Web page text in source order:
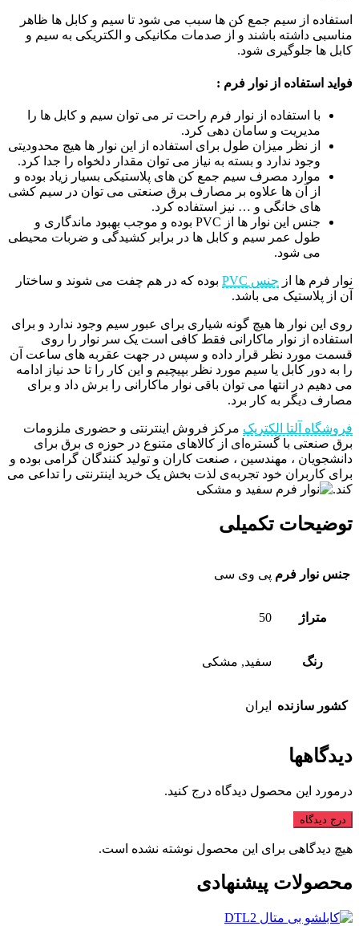
استفاده از سیم جمع کن ها سبب می شود تا سیم و کابل ها ظاهر
مناسبی داشته باشند و از صدمات مکانیکی و الکتریکی به سیم و
کابل ها جلوگیری شود.
فواید استفاده از نوار فرم :
با استفاده از نوار فرم راحت تر می توان سیم و کابل ها را
مدیریت و سامان دهی کرد.
از نظر میزان طول برای استفاده از این نوار ها هیچ محدودیتی
وجود ندارد و بسته به نیاز می توان مقدار دلخواه را جدا کرد.
موارد مصرف سیم جمع کن های پلاستیکی بسیار زیاد بوده و
از آن ها علاوه بر مصارف برق صنعتی می توان در سیم کشی
های خانگی و … نیز استفاده کرد.
جنس این نوار ها از PVC بوده و موجب بهبود ماندگاری و
طول عمر سیم و کابل ها در برابر کشیدگی و ضربات محیطی
می شود.
نوار فرم ها از جنس PVC
بوده که در هم چفت می شوند و ساختار
آن از پلاستیک می باشد.
روی این نوار ها هیچ گونه شیاری برای عبور سیم وجود ندارد و برای
استفاده از نوار ماکارانی فقط کافی است یک سر نوار را روی
قسمت مورد نظر قرار داده و سپس در جهت عقربه های ساعت آن
را به دور کابل یا سیم مورد نظر بپیچیم و این کار را تا حد نیاز ادامه
می دهیم در انتها می توان باقی نوار ماکارانی را برش داد و برای
مصارف دیگر به کار برد.
فروشگاه آلتا الکتریک مرکز فروش اینترنتی و حضوری ملزومات
برق صنعتی با گستره‌ای از کالاهای متنوع در حوزه ی برق برای
دانشجویان ، مهندسین ، صنعت کاران و تولید کنندگان گرامی بوده و
برای کاربران خود تجربه‌ی لذت بخش یک خرید اینترنتی را تداعی می
کند.
توضیحات تکمیلی
جنس نوار فرم پی وی سی
متراژ 50
رنگ سفید, مشکی
کشور سازنده ایران
دیدگاهها
درمورد این محصول دیدگاه درج کنید.
درج دیدگاه
هیچ دیدگاهی برای این محصول نوشته نشده است.
محصولات پیشنهادی